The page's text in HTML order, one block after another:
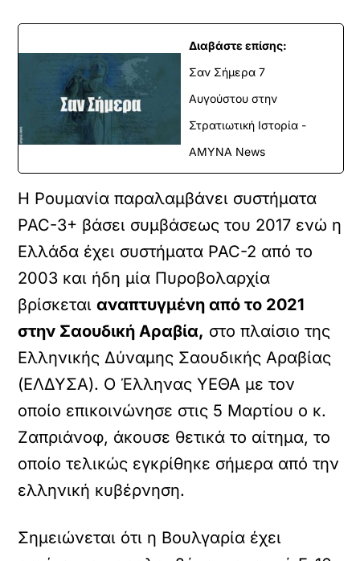
Διαβάστε επίσης:
Σαν Σήμερα 7
Αυγούστου στην
Στρατιωτική Ιστορία -
ΑΜΥΝΑ News
Η Ρουμανία παραλαμβάνει συστήματα
PAC-3+ βάσει συμβάσεως του 2017 ενώ η
Ελλάδα έχει συστήματα PAC-2 από το
2003 και ήδη μία Πυροβολαρχία
βρίσκεταιαναπτυγμένη από το 2021
στην Σαουδική Αραβία, στο πλαίσιο της
Ελληνικής Δύναμης Σαουδικής Αραβίας
(ΕΛΔΥΣΑ). Ο Έλληνας ΥΕΘΑ με τον
οποίο επικοινώνησε στις 5 Μαρτίου ο κ.
Ζαπριάνοφ, άκουσε θετικά το αίτημα, το
οποίο τελικώς εγκρίθηκε σήμερα από την
ελληνική κυβέρνηση.
Σημειώνεται ότι η Βουλγαρία έχει